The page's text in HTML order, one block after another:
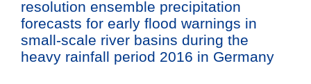
resolution ensemble precipitation
forecasts for early flood warnings in
small-scale river basins during the
heavy rainfall period 2016 in Germany